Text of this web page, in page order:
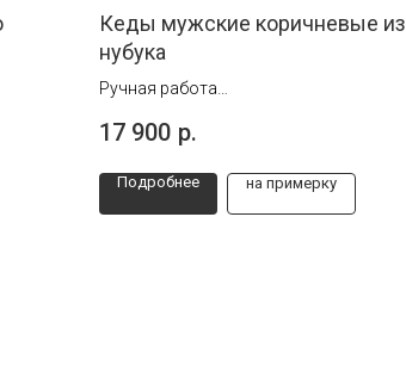
Кеды мужские коричневые из
нубука
Ручная работа
17 900 р.
Подробнее на примерку